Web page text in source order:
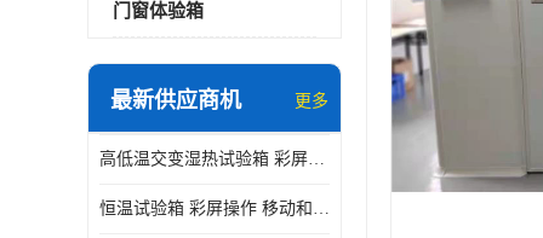
门窗体验箱
最新供应商机 更多
高低温交变湿热试验箱 彩屏操作 移动和放置方便
恒温试验箱 彩屏操作 移动和放置方便